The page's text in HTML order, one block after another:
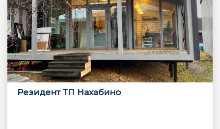
Резидент ТП Нахабино